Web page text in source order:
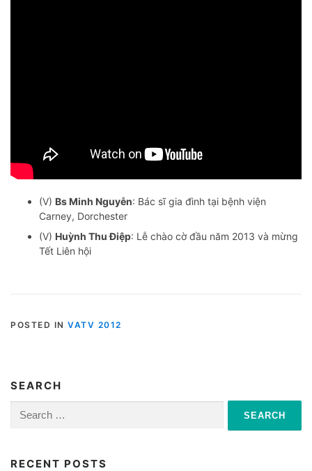
(V) Bs Minh Nguyễn: Bác sĩ gia đình tại bệnh viện
Carney, Dorchester
(V) Huỳnh Thu Điệp: Lễ chào cờ đầu năm 2013 và mừng
Tết Liên hội
POSTED IN VATV 2012
SEARCH
for:
RECENT POSTS